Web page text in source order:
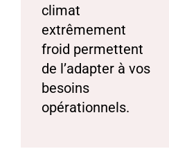
climat
extrêmement
froid permettent
de l’adapter à vos
besoins
opérationnels.